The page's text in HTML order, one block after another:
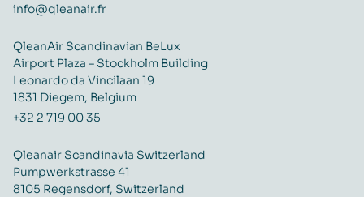
info@qleanair.fr
QleanAir Scandinavian BeLux
Airport Plaza – Stockholm Building
Leonardo da Vincilaan 19
1831 Diegem, Belgium
+32 2 719 00 35
Qleanair Scandinavia Switzerland
Pumpwerkstrasse 41
8105 Regensdorf, Switzerland